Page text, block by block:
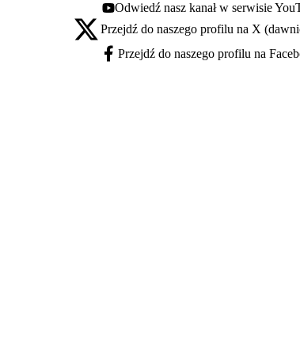
Youtube - otwiera się w nowej karcie
Odwiedź nasz kanał w serwisie
X - otwiera się w nowej karcie
Przejdź do naszego profilu na X
Facebook - otwiera się w nowej karcie
Przejdź do naszego profilu na